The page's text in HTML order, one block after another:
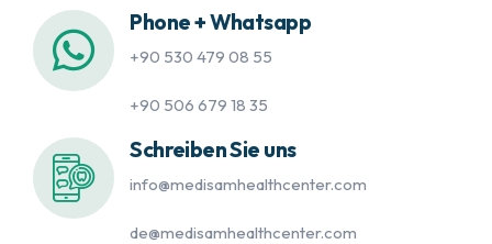
Phone + Whatsapp
+90 530 479 08 55
+90 506 679 18 35
Schreiben Sie uns
info@medisamhealthcenter.com
de@medisamhealthcenter.com